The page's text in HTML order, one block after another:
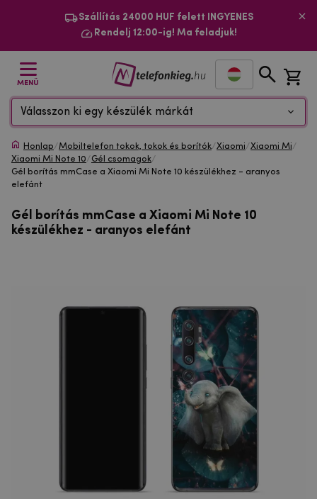
Szállítás 24000 HUF felett INGYENES
Rendelj 12:00-ig! Ma feladjuk!
MENÜ
Válasszon ki egy készülék márkát
Honlap/Mobiltelefon tokok, tokok és borítók/Xiaomi/Xiaomi Mi/
Xiaomi Mi Note 10/Gél csomagok/
Gél borítás mmCase a Xiaomi Mi Note 10 készülékhez - aranyos
elefánt
Gél borítás mmCase a Xiaomi Mi Note 10
készülékhez - aranyos elefánt